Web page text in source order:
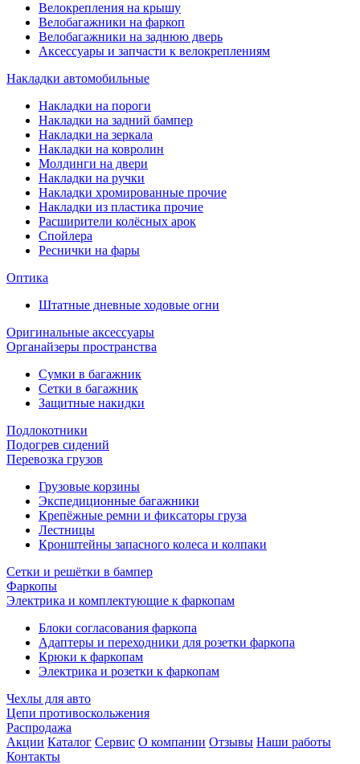
Велокрепления на крышу
Велобагажники на фаркоп
Велобагажники на заднюю дверь
Аксессуары и запчасти к велокреплениям
Накладки автомобильные
Накладки на пороги
Накладки на задний бампер
Накладки на зеркала
Накладки на ковролин
Молдинги на двери
Накладки на ручки
Накладки хромированные прочие
Накладки из пластика прочие
Расширители колёсных арок
Спойлера
Реснички на фары
Оптика
Штатные дневные ходовые огни
Оригинальные аксессуары
Органайзеры пространства
Сумки в багажник
Сетки в багажник
Защитные накидки
Подлокотники
Подогрев сидений
Перевозка грузов
Грузовые корзины
Экспедиционные багажники
Крепёжные ремни и фиксаторы груза
Лестницы
Кронштейны запасного колеса и колпаки
Сетки и решётки в бампер
Фаркопы
Электрика и комплектующие к фаркопам
Блоки согласования фаркопа
Адаптеры и переходники для розетки фаркопа
Крюки к фаркопам
Электрика и розетки к фаркопам
Чехлы для авто
Цепи противоскольжения
Распродажа
Акции Каталог Сервис О компании Отзывы Наши работы
Контакты